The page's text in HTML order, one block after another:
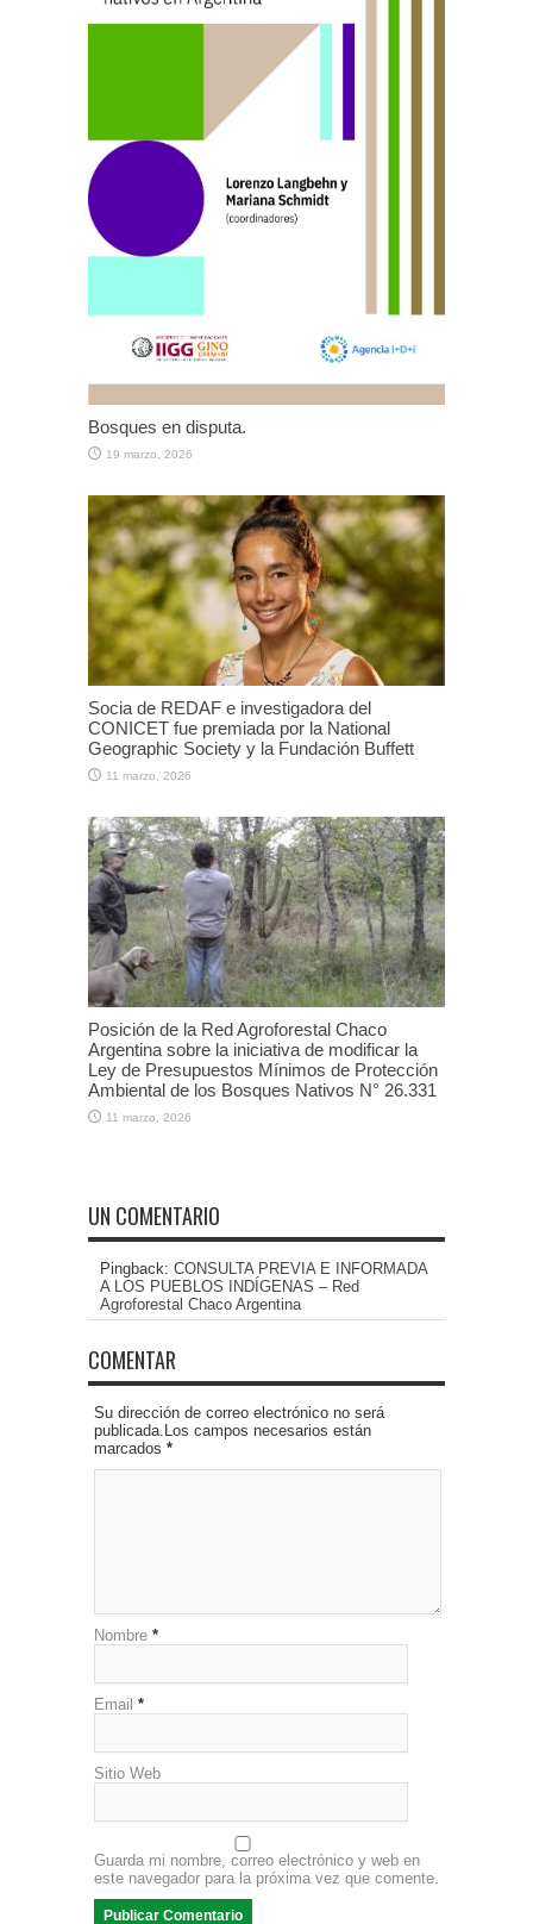
Bosques en disputa.
19 marzo, 2026
Socia de REDAF e investigadora del
CONICET fue premiada por la National
Geographic Society y la Fundación Buffett
11 marzo, 2026
Posición de la Red Agroforestal Chaco
Argentina sobre la iniciativa de modificar la
Ley de Presupuestos Mínimos de Protección
Ambiental de los Bosques Nativos N° 26.331
11 marzo, 2026
UN COMENTARIO
Pingback: CONSULTA PREVIA E INFORMADA
A LOS PUEBLOS INDÍGENAS – Red
Agroforestal Chaco Argentina
COMENTAR
Su dirección de correo electrónico no será
publicada.Los campos necesarios están
marcados *
Nombre *
Email *
Sitio Web
Guarda mi nombre, correo electrónico y web en
este navegador para la próxima vez que comente.